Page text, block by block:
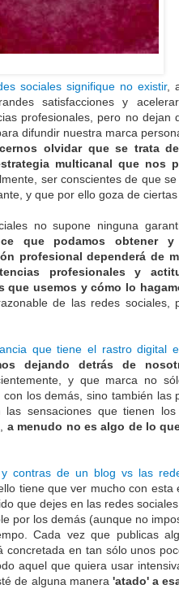
sociales signifique no existir,
satisfacciones y
profesionales, pero no dejan
difundir nuestra marca
olvidar que se trata
multicanal que nos
ser conscientes de que
y que por ello goza de ciertas
no supone ninguna
que podamos obtener y
profesional dependerá de
profesionales y
que usemos y cómo lo
de las redes sociales,
que tiene el rastro digital
dejando detrás de
y que marca no
los demás, sino también las
sensaciones que tienen
a menudo no es algo de lo
contras de un blog vs las
ello tiene que ver mucho con esta
que dejes en las redes
por los demás (aunque no
Cada vez que publicas
concretada en tan sólo unos
aquel que quiera usar
de alguna manera 'atado' a